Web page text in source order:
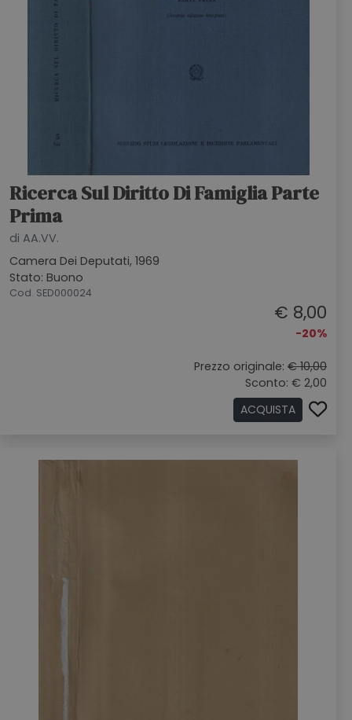
Ricerca Sul Diritto Di Famiglia Parte
Prima
di AA.VV.
Camera Dei Deputati, 1969
Stato: Buono
Cod. SED000024
€ 8,00
-20%
Prezzo originale: € 10,00
Sconto: € 2,00
ACQUISTA